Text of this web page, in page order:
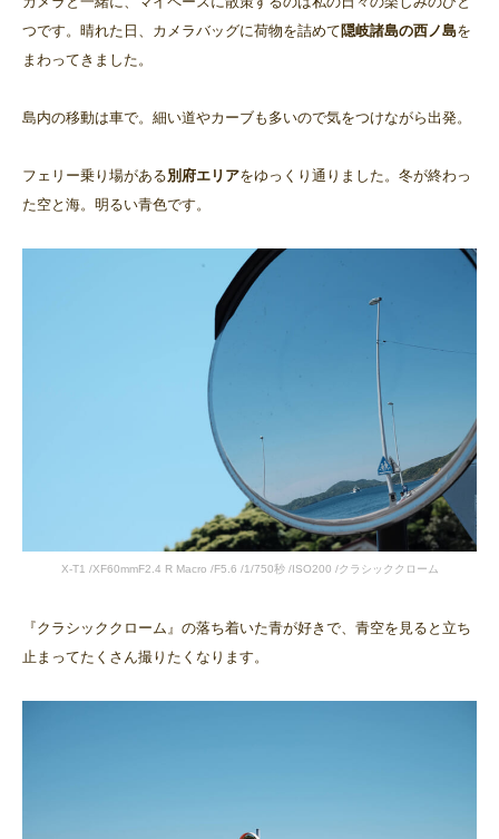
つです。晴れた日、カメラバッグに荷物を詰めて 隠岐諸島の西ノ島を
まわってきました。
島内の移動は車で。細い道やカーブも多いので気をつけながら出発。
フェリー乗り場がある別府エリアをゆっくり通りました。冬が終わっ
た空と海。明るい青色です。
X-T1 /XF60mmF2.4 R Macro /F5.6 /1/750秒 /ISO200 /クラシッククローム
『クラシッククローム』の落ち着いた青が好きで、青空を見ると立ち
止まってたくさん撮りたくなります。